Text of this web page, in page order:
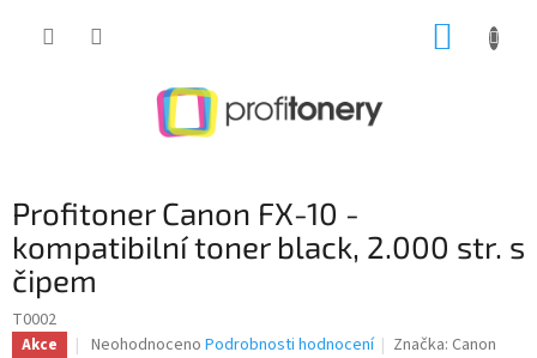
Profitoner Canon FX-10 -
kompatibilní toner black, 2.000 str. s
čipem
T0002
Akce
Průměrné
Neohodnoceno Podrobnosti hodnocení Značka: Canon